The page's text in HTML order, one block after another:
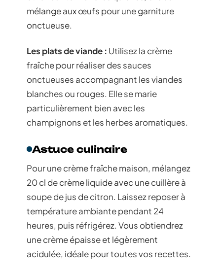
mélange aux œufs pour une garniture
onctueuse.
Les plats de viande : Utilisez la crème
fraîche pour réaliser des sauces
onctueuses accompagnant les viandes
blanches ou rouges. Elle se marie
particulièrement bien avec les
champignons et les herbes aromatiques.
Astuce culinaire
Pour une crème fraîche maison, mélangez
20 cl de crème liquide avec une cuillère à
soupe de jus de citron. Laissez reposer à
température ambiante pendant 24
heures, puis réfrigérez. Vous obtiendrez
une crème épaisse et légèrement
acidulée, idéale pour toutes vos recettes.